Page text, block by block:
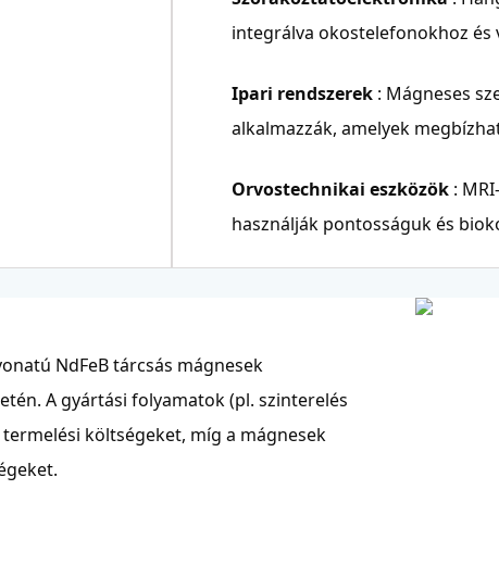
integrálva okostelefonokhoz és
Ipari rendszerek : Mágneses
alkalmazzák, amelyek
Orvostechnikai eszközök :
használják pontosságuk és
NdFeB tárcsás mágnesek
A gyártási folyamatok (pl. szinterelés
költségeket, míg a mágnesek